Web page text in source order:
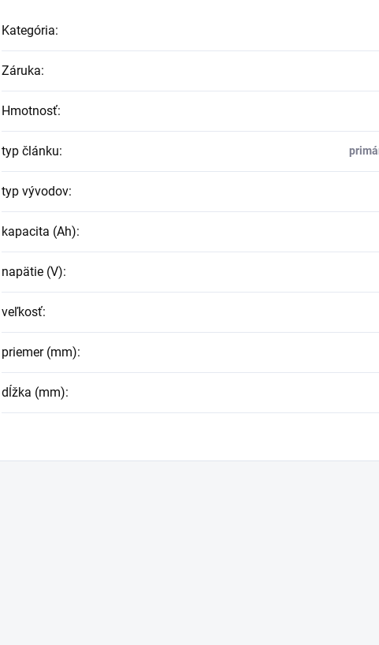
Kategória:
Záruka:
Hmotnosť:
typ článku:
typ vývodov:
kapacita (Ah):
napätie (V):
veľkosť:
priemer (mm):
dĺžka (mm):